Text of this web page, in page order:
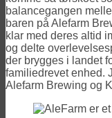
balancegangen
baren på Alefarm
klar med deres altid
og delte
der brygges i landet
familiedrevet enhed.
Alefarm Brewing og